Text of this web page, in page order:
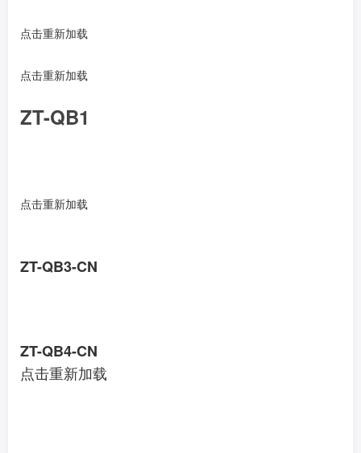
点击重新加载
点击重新加载
ZT-QB1
点击重新加载
ZT-QB3-CN
ZT-QB4-CN
点击重新加载